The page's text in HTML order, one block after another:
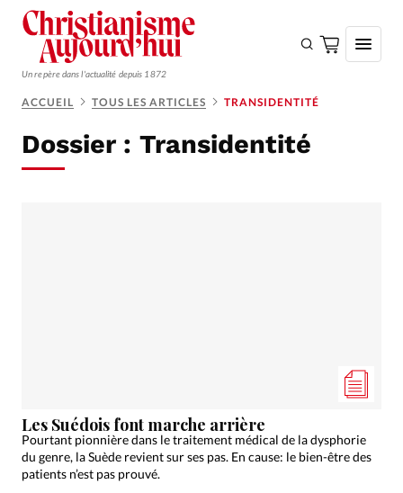
Un repère dans l'actualité depuis 1872
Monde
Devise:CHF
RUBRIQUES
ACCUEIL TOUS LES ARTICLES TRANSIDENTITÉ
Dossier : Transidentité
Les Suédois font marche arrière
Pourtant pionnière dans le traitement médical de la dysphorie
du genre, la Suède revient sur ses pas. En cause: le bien-être des
patients n’est pas prouvé.